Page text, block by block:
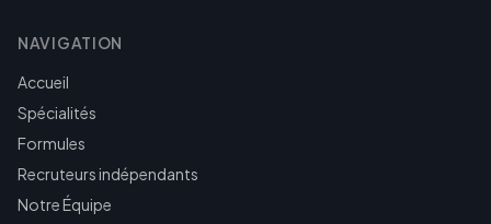
NAVIGATION
Accueil
Spécialités
Formules
Recruteurs indépendants
Notre Équipe